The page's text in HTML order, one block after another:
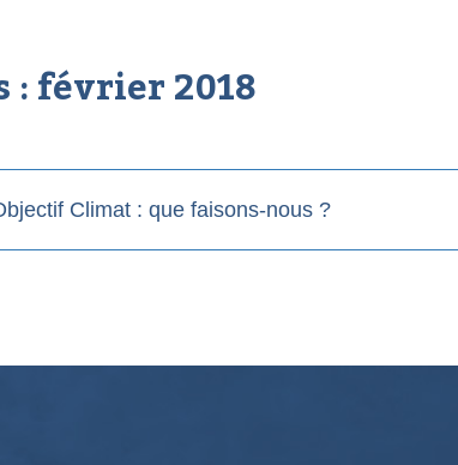
:février 2018
Climat : que faisons-nous ?